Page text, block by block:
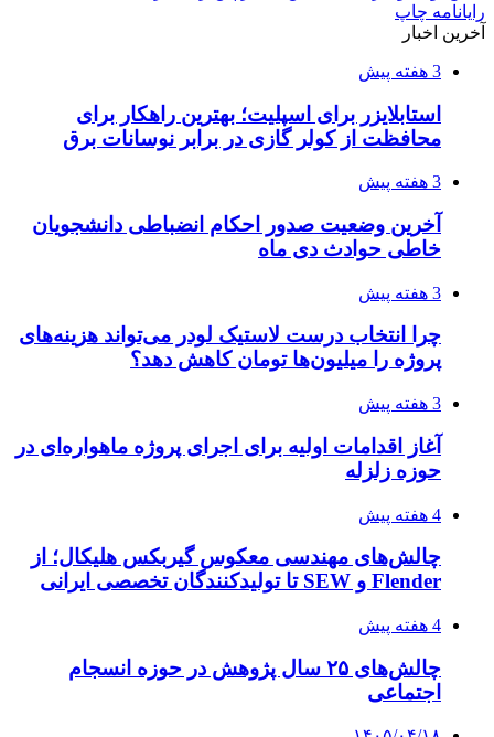
رایانامه چاپ
آخرین اخبار
3 هفته پیش
استابلایزر برای اسپلیت؛ بهترین راهکار برای
محافظت از کولر گازی در برابر نوسانات برق
3 هفته پیش
آخرین وضعیت صدور احکام انضباطی دانشجویان
خاطی حوادث دی ماه
3 هفته پیش
چرا انتخاب درست لاستیک لودر می‌تواند هزینه‌های
پروژه را میلیون‌ها تومان کاهش دهد؟
3 هفته پیش
آغاز اقدامات اولیه برای اجرای پروژه ماهواره‌ای در
حوزه زلزله
4 هفته پیش
چالش‌های مهندسی معکوس گیربکس هلیکال؛ از
Flender و SEW تا تولیدکنندگان تخصصی ایرانی
4 هفته پیش
چالش‌های ۲۵ سال پژوهش در حوزه انسجام
اجتماعی